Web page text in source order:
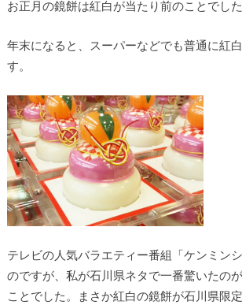
お正月の鏡餅は紅白が当たり前のことでした
年末になると、スーパーなどでも普通に紅
す。
テレビの人気バラエティー番組「ケンミン
のですが、私が石川県ネタで一番驚いたの
ことでした。まさか紅白の鏡餅が石川県限